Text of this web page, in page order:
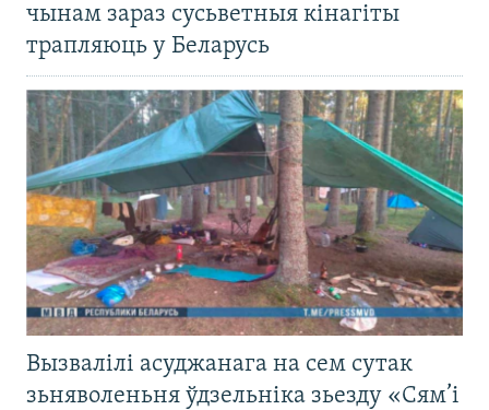
чынам зараз сусьветныя кінагіты
трапляюць у Беларусь
Вызвалілі асуджанага на сем сутак
зьняволеньня ўдзельніка зьезду «Сям’і